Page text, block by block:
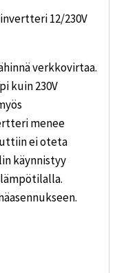
12/230V
verkkovirtaa.
kuin 230V
menee
ei oteta
käynnistyy